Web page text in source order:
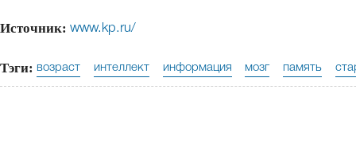
Источник: www.kp.ru/
Тэги: возраст интеллект информация мозг память